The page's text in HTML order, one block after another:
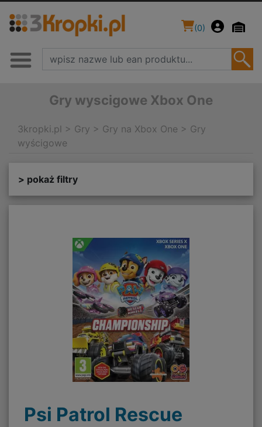
(0)
Gry wyscigowe Xbox One
3kropki.pl > Gry > Gry na Xbox One > Gry
wyścigowe
> pokaż filtry
Psi Patrol Rescue